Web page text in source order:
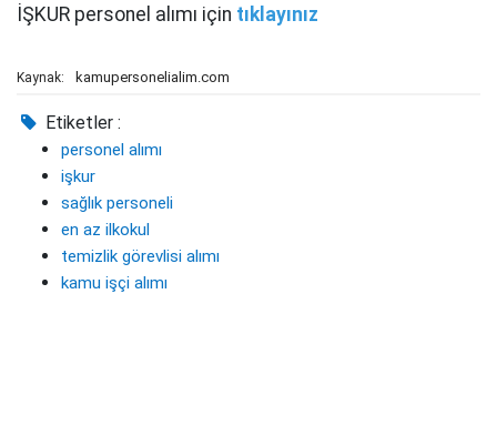
İŞKUR personel alımı için tıklayınız
Kaynak: kamupersonelialim.com
Etiketler :
personel alımı
işkur
sağlık personeli
en az ilkokul
temizlik görevlisi alımı
kamu işçi alımı